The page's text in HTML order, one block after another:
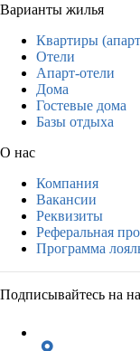
Варианты жилья
Квартиры
Отели
Апарт-отели
Дома
Гостевые дома
Базы отдыха
О нас
Компания
Вакансии
Реквизиты
Реферальная
Программа
Подписывайтесь на